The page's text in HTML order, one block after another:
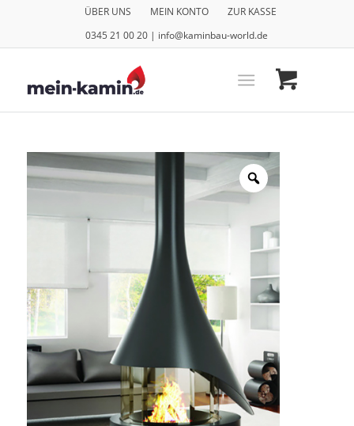
ÜBER UNS MEIN KONTO
ZUR KASSE
0345 21 00 20 | info@kaminbau-world.de